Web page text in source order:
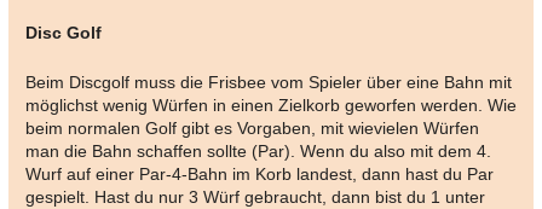
Disc Golf
Beim Discgolf muss die Frisbee vom Spieler über eine Bahn mit
möglichst wenig Würfen in einen Zielkorb geworfen werden. Wie
beim normalen Golf gibt es Vorgaben, mit wievielen Würfen
man die Bahn schaffen sollte (Par). Wenn du also mit dem 4.
Wurf auf einer Par-4-Bahn im Korb landest, dann hast du Par
gespielt. Hast du nur 3 Würf gebraucht, dann bist du 1 unter